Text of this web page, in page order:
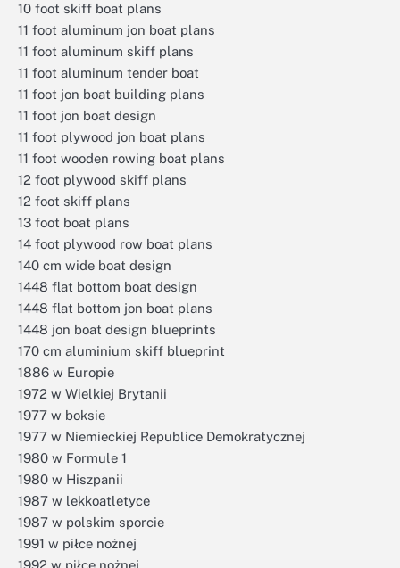
10 foot skiff boat plans
11 foot aluminum jon boat plans
11 foot aluminum skiff plans
11 foot aluminum tender boat
11 foot jon boat building plans
11 foot jon boat design
11 foot plywood jon boat plans
11 foot wooden rowing boat plans
12 foot plywood skiff plans
12 foot skiff plans
13 foot boat plans
14 foot plywood row boat plans
140 cm wide boat design
1448 flat bottom boat design
1448 flat bottom jon boat plans
1448 jon boat design blueprints
170 cm aluminium skiff blueprint
1886 w Europie
1972 w Wielkiej Brytanii
1977 w boksie
1977 w Niemieckiej Republice Demokratycznej
1980 w Formule 1
1980 w Hiszpanii
1987 w lekkoatletyce
1987 w polskim sporcie
1991 w piłce nożnej
1992 w piłce nożnej